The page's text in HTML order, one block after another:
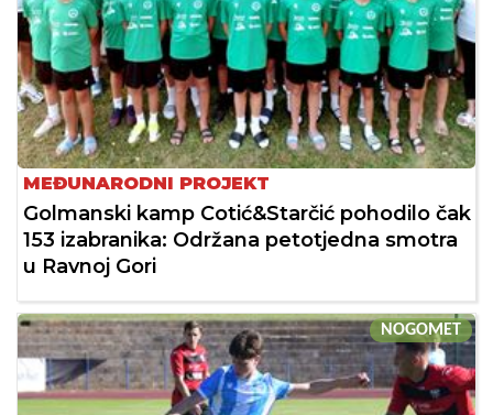
MEĐUNARODNI PROJEKT
Golmanski kamp Cotić&Starčić pohodilo čak
153 izabranika: Održana petotjedna smotra
u Ravnoj Gori
NOGOMET